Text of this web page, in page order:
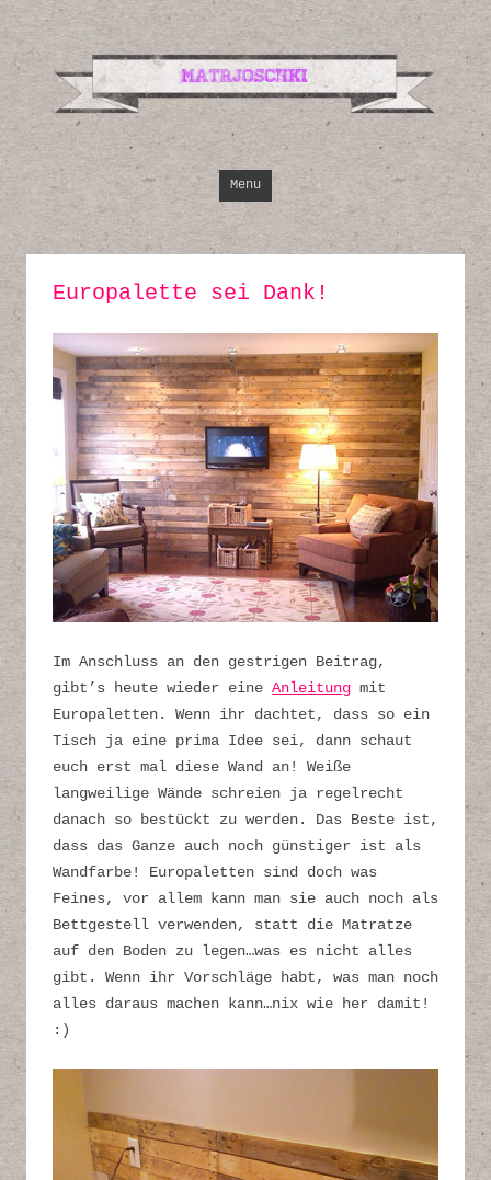
Design,
Menu Skip to content
Europalette sei Dank!
Im Anschluss an den gestrigen Beitrag,
gibt’s heute wieder eine Anleitung mit
Europaletten. Wenn ihr dachtet, dass so ein
Tisch ja eine prima Idee sei, dann schaut
euch erst mal diese Wand an! Weiße
langweilige Wände schreien ja regelrecht
danach so bestückt zu werden. Das Beste ist,
dass das Ganze auch noch günstiger ist als
Wandfarbe! Europaletten sind doch was
Feines, vor allem kann man sie auch noch als
Bettgestell verwenden, statt die Matratze
auf den Boden zu legen…was es nicht alles
gibt. Wenn ihr Vorschläge habt, was man noch
alles daraus machen kann…nix wie her damit!
:)